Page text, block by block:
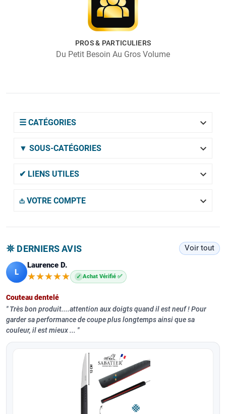
PROS & PARTICULIERS
Du Petit Besoin Au Gros Volume
☰ CATÉGORIES 
▼ SOUS-CATÉGORIES 
✔ LIENS UTILES 
𖡌 VOTRE COMPTE 
𖤓 DERNIERS AVIS Voir tout
L
Laurence D.
★★★★★
★★★★★ ✓ Achat Vérifié ✅
Couteau dentelé
Très bon produit....attention aux doigts quand il est neuf ! Pour
garder sa performance de coupe plus longtemps ainsi que sa
couleur, il est mieux ...